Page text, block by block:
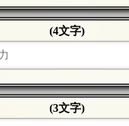
(4文字)
(3文字)